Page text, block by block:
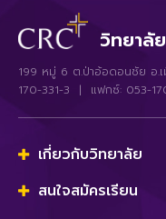
วิทยาลั
199 หมู่ 6 ต.ป่าอ้อดอนชัย อ.
170-331-3 | แฟกซ์: 053-
เกี่ยวกับวิทยาลัย
สนใจสมัครเรียน